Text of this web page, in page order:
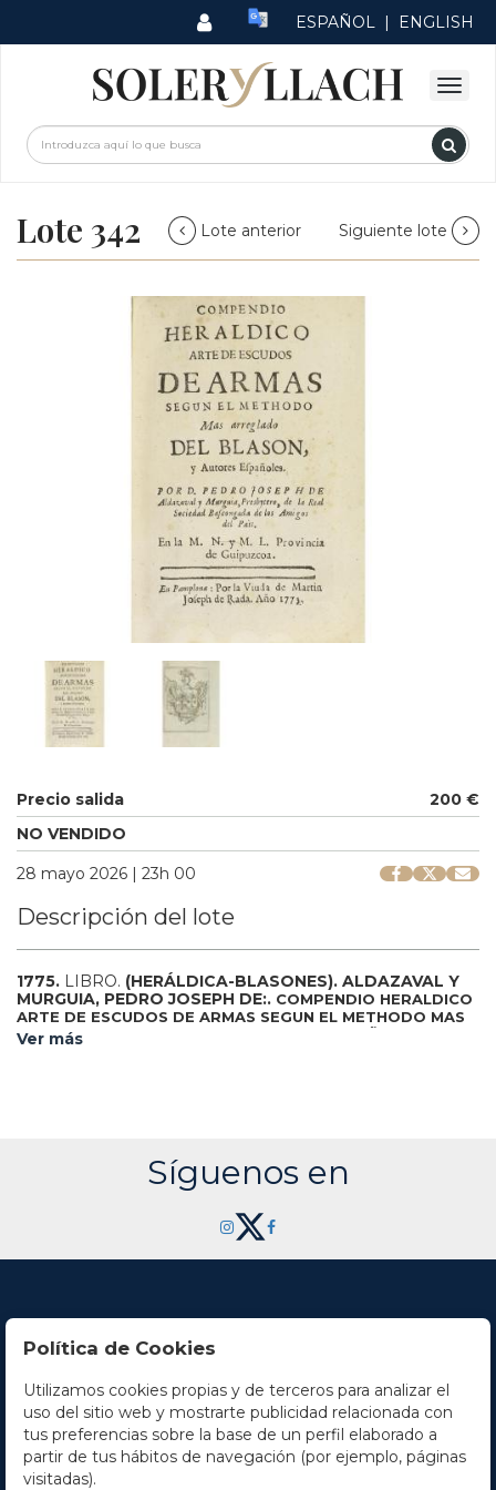
ESPAÑOL | ENGLISH
Lote 342 Lote anterior Siguiente lote
Precio salida
200 €
NO VENDIDO
28 mayo 2026 | 23h 00
Descripción del lote
1775. LIBRO. (HERÁLDICA-BLASONES). ALDAZAVAL Y
MURGUIA, PEDRO JOSEPH DE:. COMPENDIO HERALDICO
ARTE DE ESCUDOS DE ARMAS SEGUN EL METHODO MAS
ARREGLADO DEL BLASON, Y AUTORES ESPAÑOLES.
como se puede comprobar al no haber en el texto ninguna
mención a Blasón alguno con numeración superior al 83).
Palau 6377. CCPB 65315-2.
Ver más
Síguenos en
Contacto
Horario
La empresa
Política de Cookies
Utilizamos cookies propias y de terceros para analizar el
uso del sitio web y mostrarte publicidad relacionada con
tus preferencias sobre la base de un perfil elaborado a
partir de tus hábitos de navegación (por ejemplo, páginas
visitadas).